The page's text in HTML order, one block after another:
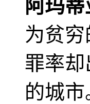
阿玛蒂
为贫
罪率
的城市